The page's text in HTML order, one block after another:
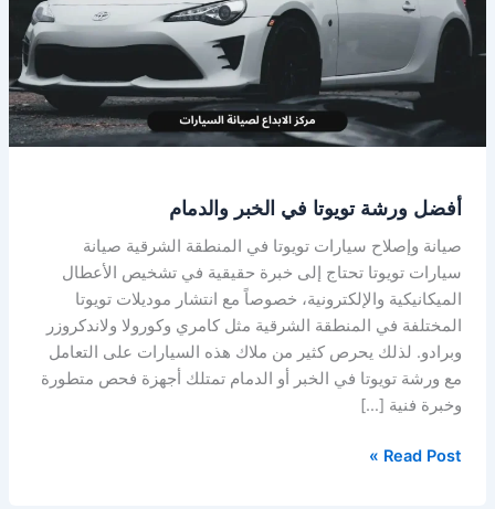
أفضل ورشة تويوتا في الخبر والدمام
صيانة وإصلاح سيارات تويوتا في المنطقة الشرقية صيانة
سيارات تويوتا تحتاج إلى خبرة حقيقية في تشخيص الأعطال
الميكانيكية والإلكترونية، خصوصاً مع انتشار موديلات تويوتا
المختلفة في المنطقة الشرقية مثل كامري وكورولا ولاندكروزر
وبرادو. لذلك يحرص كثير من ملاك هذه السيارات على التعامل
مع ورشة تويوتا في الخبر أو الدمام تمتلك أجهزة فحص متطورة
وخبرة فنية […]
الخبر
والدمام
Read Post »